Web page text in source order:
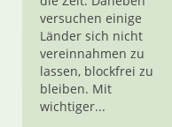
versuchen einige
Länder sich nicht
vereinnahmen zu
lassen, blockfrei zu
bleiben. Mit
wichtiger...